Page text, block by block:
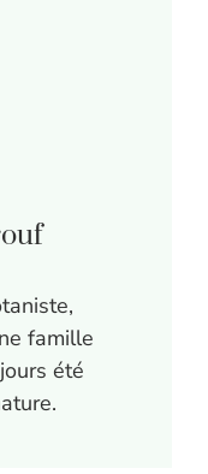
famille
été